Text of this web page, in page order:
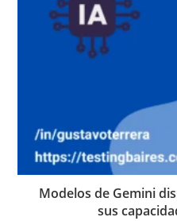
Modelos de Gemini
sus